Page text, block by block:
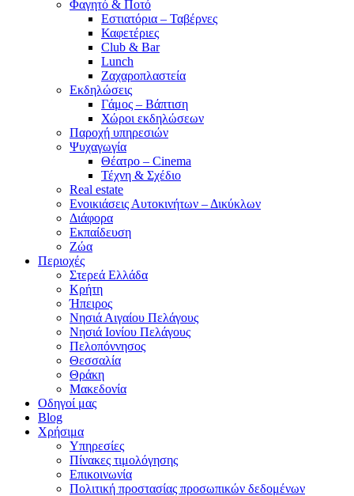
Φαγητό & Ποτό
Εστιατόρια – Ταβέρνες
Καφετέριες
Club & Bar
Lunch
Ζαχαροπλαστεία
Εκδηλώσεις
Γάμος – Βάπτιση
Χώροι εκδηλώσεων
Παροχή υπηρεσιών
Ψυχαγωγία
Θέατρο – Cinema
Τέχνη & Σχέδιο
Real estate
Ενοικιάσεις Αυτοκινήτων – Δικύκλων
Διάφορα
Εκπαίδευση
Ζώα
Περιοχές
Στερεά Ελλάδα
Κρήτη
Ήπειρος
Νησιά Αιγαίου Πελάγους
Νησιά Ιονίου Πελάγους
Πελοπόννησος
Θεσσαλία
Θράκη
Μακεδονία
Οδηγοί μας
Blog
Χρήσιμα
Υπηρεσίες
Πίνακες τιμολόγησης
Επικοινωνία
Πολιτική προστασίας προσωπικών δεδομένων